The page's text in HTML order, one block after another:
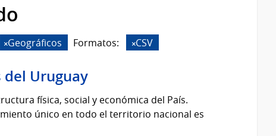
Geográficos Formatos: CSV
del Uruguay
física, social y económica del País.
único en todo el territorio nacional es